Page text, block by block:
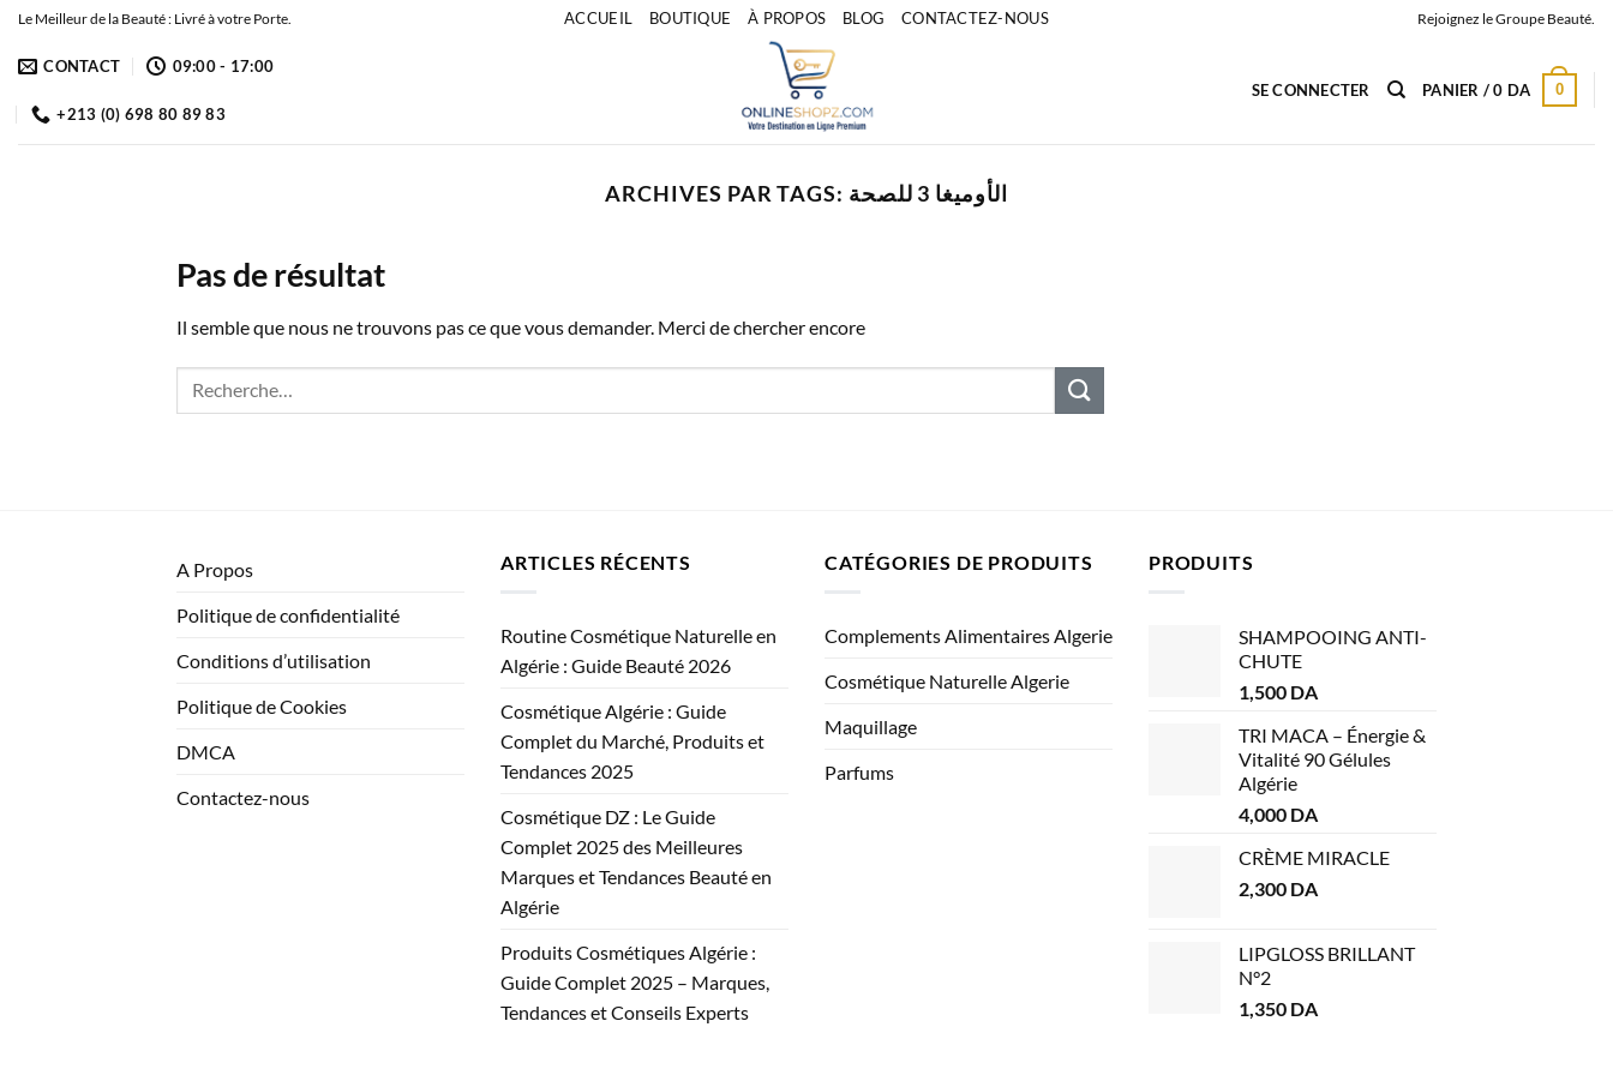
Passer
contenu
Le Meilleur de la Beauté : Livré à votre Porte. ACCUEIL BOUTIQUE À PROPOS BLOG CONTACTEZ-NOUS Rejoignez le Groupe Beauté.
CONTACT 09:00 - 17:00
+213 (0) 698 80 89 83
SE CONNECTER PANIER /0 DA 0
ARCHIVES PAR TAGS: الأوميغا 3 للصحة
Pas de résultat
Il semble que nous ne trouvons pas ce que vous demander. Merci de chercher encore
A Propos
Politique de confidentialité
Conditions d’utilisation
Politique de Cookies
DMCA
Contactez-nous
ARTICLES RÉCENTS
Routine Cosmétique Naturelle en
Algérie : Guide Beauté 2026
Cosmétique Algérie : Guide
Complet du Marché, Produits et
Tendances 2025
Cosmétique DZ : Le Guide
Complet 2025 des Meilleures
Marques et Tendances Beauté en
Algérie
Produits Cosmétiques Algérie :
Guide Complet 2025 – Marques,
Tendances et Conseils Experts
CATÉGORIES DE PRODUITS
Complements Alimentaires Algerie
Cosmétique Naturelle Algerie
Maquillage
Parfums
PRODUITS
SHAMPOOING ANTI-
CHUTE
1,500 DA
TRI MACA – Énergie &
Vitalité 90 Gélules
Algérie
4,000 DA
CRÈME MIRACLE
2,300 DA
LIPGLOSS BRILLANT
N°2
1,350 DA